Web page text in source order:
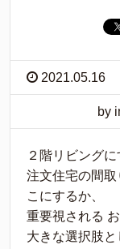
2021.05.16
by
２階リビング
注文住宅の間
こにするか、
重要視される
大きな選択肢